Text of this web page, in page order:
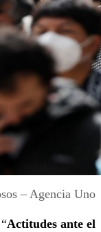
– Agencia Uno
Actitudes ante el